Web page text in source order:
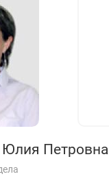
Юлия Петровна